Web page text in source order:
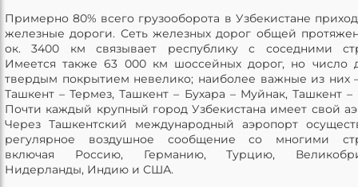
Примерно 80% всего грузооборота в Узбекистане
железные дороги. Сеть железных дорог общей
ок. 3400 км связывает республику с соседними
Имеется также 63 000 км шоссейных дорог, но число
твердым покрытием невелико; наиболее важные из них
Ташкент – Термез, Ташкент – Бухара – Муйнак, Ташкент –
Почти каждый крупный город Узбекистана имеет свой
Через Ташкентский международный аэропорт
регулярное воздушное сообщение со многими
включая Россию, Германию, Турцию,
Нидерланды, Индию и США.